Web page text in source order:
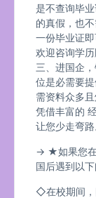
是不查询毕
的真假，也
一份毕业证
欢迎咨询学
三、进国企
位是必需要
需资料众多
凭借丰富的
让您少走弯路
→ ★如果您在
国后遇到以
◇在校期间，